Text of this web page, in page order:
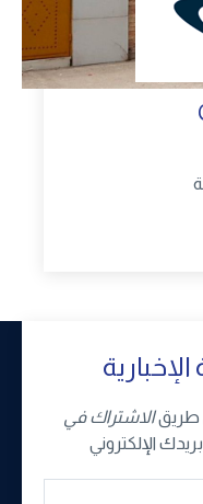
طريقالاشتراك في
الإلكتروني